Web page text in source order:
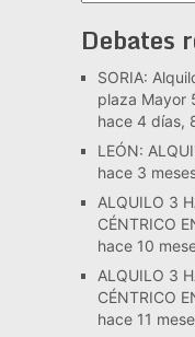
Debates
SORIA:
plaza Mayor
hace 4 días,
LEÓN:
hace 3
ALQUILO 3
CÉNTRICO
hace 10
ALQUILO 3
CÉNTRICO
hace 11